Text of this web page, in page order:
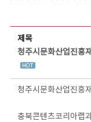
제목
청주시문화산업진흥
청주시문화산업진흥
충북콘텐츠코리아랩